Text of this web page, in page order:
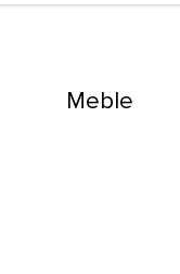
Meble